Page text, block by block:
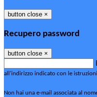
button close ×
Recupero password
button close ×
all'indirizzo indicato con le
Non hai una e-mail associata al